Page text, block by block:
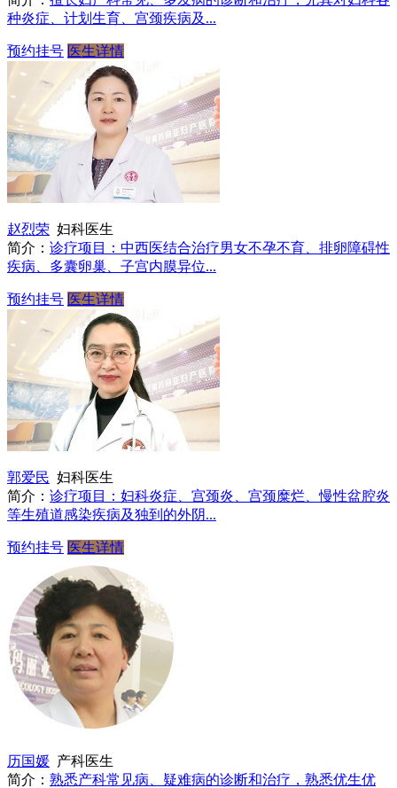
种炎症、计划生育、宫颈疾病及...
预约挂号 医生详情
赵烈荣 妇科医生
简介： 诊疗项目：中西医结合治疗男女不孕不育、排卵障碍性
疾病、多囊卵巢、子宫内膜异位...
预约挂号 医生详情
郭爱民 妇科医生
简介： 诊疗项目：妇科炎症、宫颈炎、宫颈糜烂、慢性盆腔炎
等生殖道感染疾病及独到的外阴...
预约挂号 医生详情
历国媛 产科医生
简介： 熟悉产科常见病、疑难病的诊断和治疗，熟悉优生优